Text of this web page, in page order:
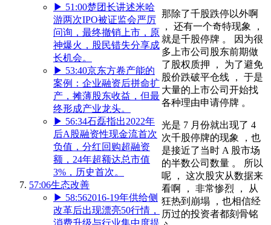
▶ 51:00楚团长讲述米哈
游两次IPO被证监会严厉
问询，最终撤销上市，原
神爆火，股民错失分享成
长机会。
▶ 53:40京东方卷产能的
案例：企业融资后拼命扩
产，摊薄股东收益，但最
终形成产业龙头。
▶ 56:34石磊指出2022年
后A股融资性现金流首次
负值，分红回购超融资
额，24年超额达总市值
3%，历史首次。
57:06生态改善
▶ 58:562016-19年供给侧
改革后出现漂亮50行情，
消费升级与行业集中度提
那除了千股跌停以外啊
， 还有一个奇特现象 ，
就是千股停牌 。 因为很
多上市公司股东前期做
了股权质押 ， 为了避免
股价跌破平仓线 ， 于是
大量的上市公司开始找
各种理由申请停牌 。
光是 7 月份就出现了 4
次千股停牌的现象 ，也
是接近了当时 A 股市场
的半数公司数量 。 所以
呢 ， 这次股灾从数据来
看啊 ， 非常惨烈 ， 从
狂热到崩塌 ，也相信经
历过的投资者都刻骨铭